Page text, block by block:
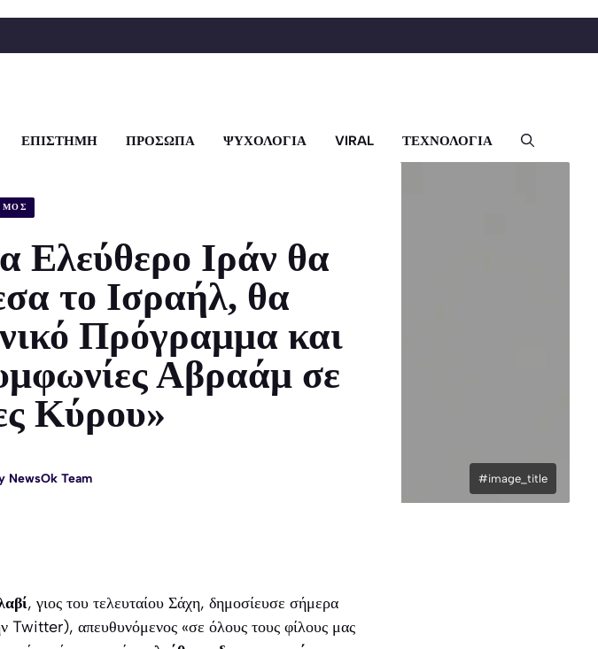
ΕΠΙΣΤΗΜΗ ΠΡΟΣΩΠΑ ΨΥΧΟΛΟΓΙΑ VIRAL ΤΕΧΝΟΛΟΓΙΑ
#image_title
Ελεύθερο Ιράν θα
το Ισραήλ, θα
Πρόγραμμα και
Αβραάμ σε
Κύρου»
NewsOk Team
, γιος του τελευταίου Σάχη, δημοσίευσε σήμερα
απευθυνόμενος «σε όλους τους φίλους μας